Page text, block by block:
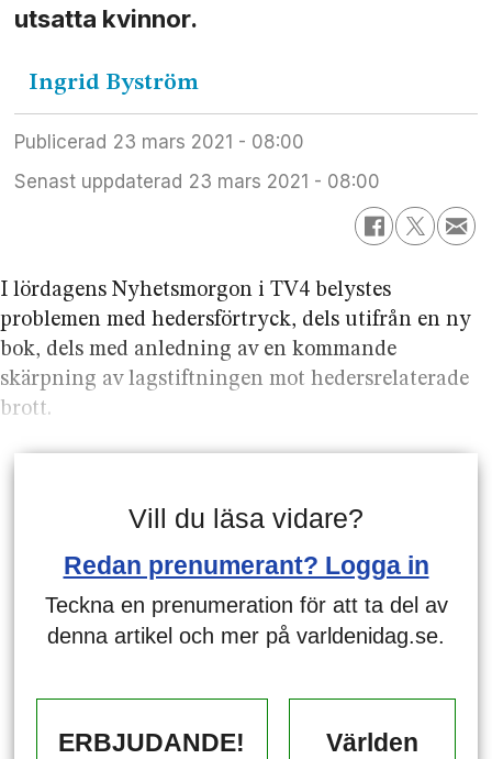
utsatta kvinnor.
Ingrid Byström
Publicerad
23 mars 2021 - 08:00
Senast uppdaterad
23 mars 2021 - 08:00
I lördagens Nyhetsmorgon i TV4 belystes
problemen med hedersförtryck, dels utifrån en ny
bok, dels med anledning av en kommande
skärpning av lagstiftningen mot hedersrelaterade
brott.
Vill du läsa vidare?
Redan prenumerant? Logga in
Teckna en prenumeration för att ta del av
denna artikel och mer på varldenidag.se.
ERBJUDANDE!
Världen